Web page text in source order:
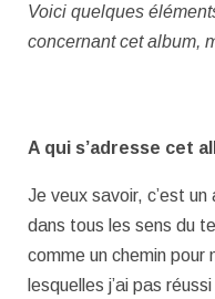
Voici quelques
concernant cet album,
A qui s’adresse cet
Je veux savoir, c’est
dans tous les sens du
comme un chemin pour
lesquelles j’ai pas